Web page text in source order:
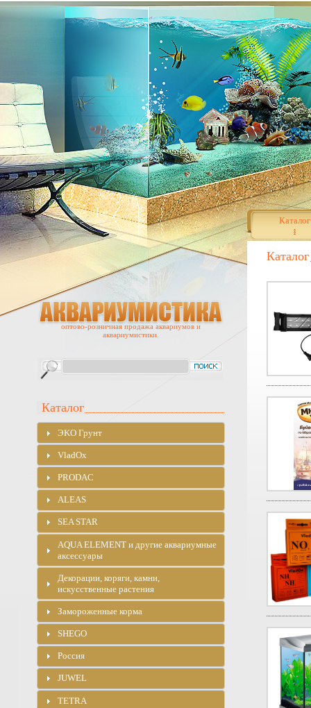
Каталог
Каталог
оптово-розничная продажа аквариумов и
аквариумистики.
Каталог
ЭKO Грунт
VladOx
PRODAC
ALEAS
SEA STAR
AQUA ELEMENT и другие аквариумные
аксессуары
Декорации, коряги, камни,
искусственные растения
Замороженные корма
SHEGO
Россия
JUWEL
TETRA